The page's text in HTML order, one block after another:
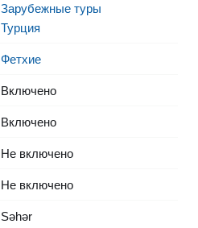
Зарубежные туры
Турция
Фетхие
Включено
Включено
Не включено
Не включено
Səhər